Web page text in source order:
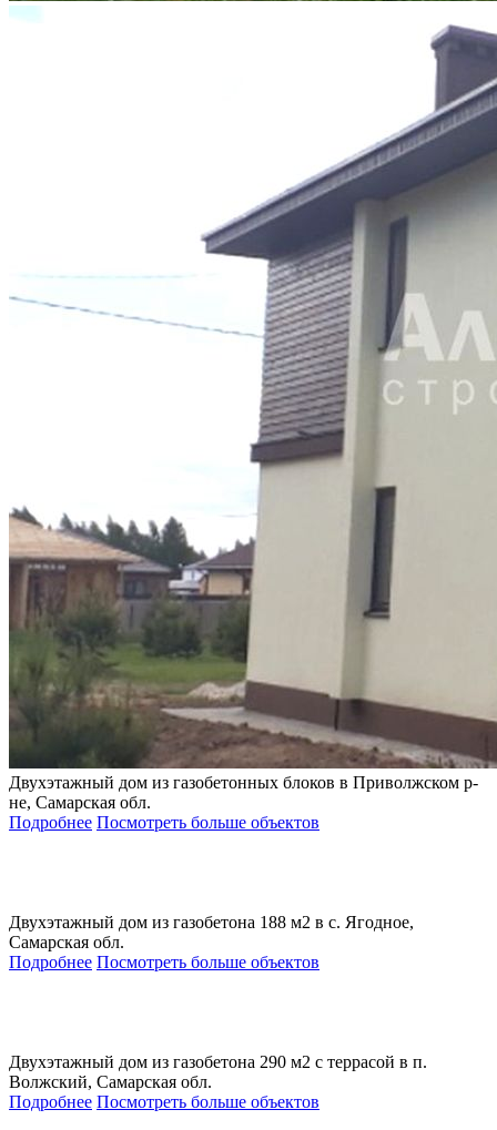
Двухэтажный дом из газобетонных блоков в Приволжском р-
не, Самарская обл.
Подробнее Посмотреть больше объектов
Двухэтажный дом из газобетона 188 м2 в с. Ягодное,
Самарская обл.
Подробнее Посмотреть больше объектов
Двухэтажный дом из газобетона 290 м2 с террасой в п.
Волжский, Самарская обл.
Подробнее Посмотреть больше объектов